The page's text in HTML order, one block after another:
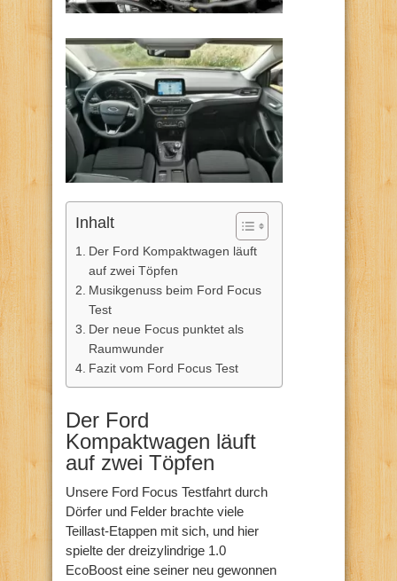
Inhalt
Der Ford Kompaktwagen läuft
auf zwei Töpfen
Musikgenuss beim Ford Focus
Test
Der neue Focus punktet als
Raumwunder
Fazit vom Ford Focus Test
Der Ford
Kompaktwagen läuft
auf zwei Töpfen
Unsere Ford Focus Testfahrt durch
Dörfer und Felder brachte viele
Teillast-Etappen mit sich, und hier
spielte der dreizylindrige 1.0
EcoBoost eine seiner neu gewonnen